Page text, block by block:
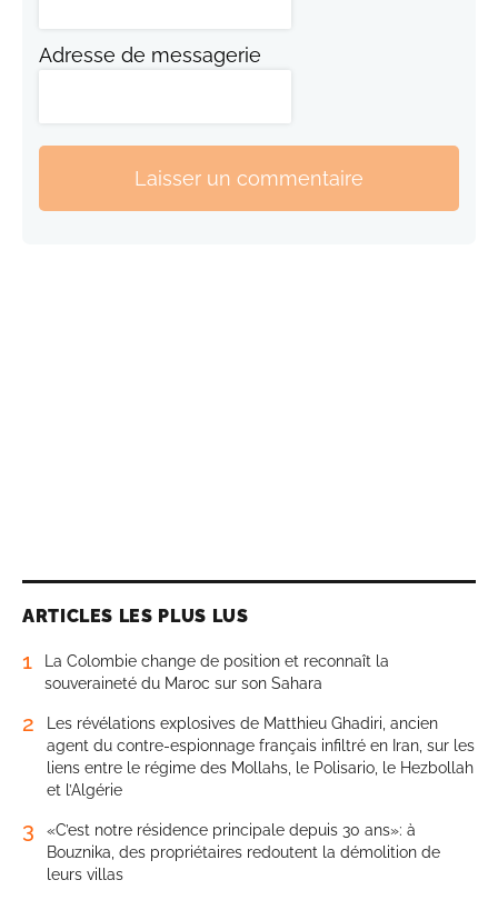
Adresse de messagerie
Laisser un commentaire
ARTICLES LES PLUS LUS
1
La Colombie change de position et reconnaît la
souveraineté du Maroc sur son Sahara
2
Les révélations explosives de Matthieu Ghadiri, ancien
agent du contre-espionnage français infiltré en Iran, sur les
liens entre le régime des Mollahs, le Polisario, le Hezbollah
et l’Algérie
3
«C’est notre résidence principale depuis 30 ans»: à
Bouznika, des propriétaires redoutent la démolition de
leurs villas